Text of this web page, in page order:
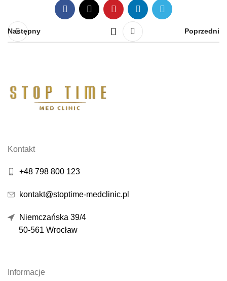
Następny Poprzedni
Kontakt
+48 798 800 123
kontakt@stoptime-medclinic.pl
Niemczańska 39/4
50-561 Wrocław
Informacje